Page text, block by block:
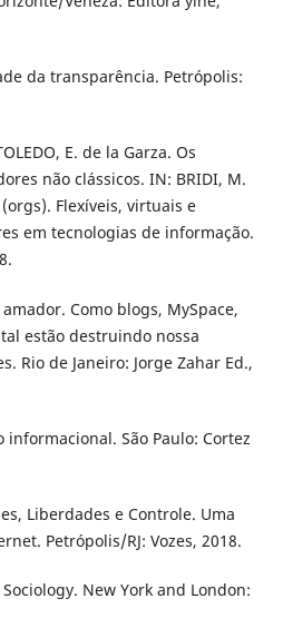
da transparência. Petrópolis:
E. de la Garza. Os
não clássicos. IN: BRIDI, M.
Flexíveis, virtuais e
em tecnologias de informação.
Como blogs, MySpace,
estão destruindo nossa
Rio de Janeiro: Jorge Zahar Ed.,
informacional. São Paulo: Cortez
Liberdades e Controle. Uma
Petrópolis/RJ: Vozes, 2018.
New York and London: